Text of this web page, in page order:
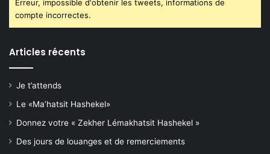
Erreur, impossible d'obtenir les tweets, informations de
compte incorrectes.
Articles récents
Je t’attends
Le «Ma’hatsit Hashekel»
Donnez votre « Zekher Lémakhatsit Hashekel »
Des jours de louanges et de remerciements